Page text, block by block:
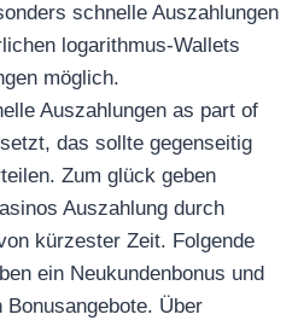
schnelle Auszahlungen
logarithmus-Wallets
möglich.
Auszahlungen as part of
das sollte gegenseitig
Zum glück geben
Auszahlung durch
kürzester Zeit. Folgende
ein Neukundenbonus und
Über